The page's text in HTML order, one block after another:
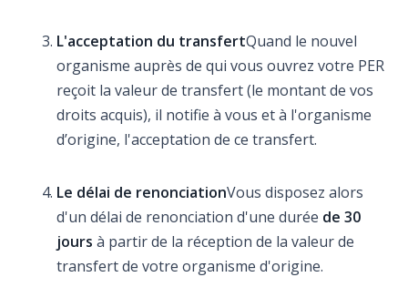
L'acceptation du transfertQuand le nouvel
organisme auprès de qui vous ouvrez votre PER
reçoit la valeur de transfert (le montant de vos
droits acquis), il notifie à vous et à l'organisme
d’origine, l'acceptation de ce transfert.
Le délai de renonciationVous disposez alors
d'un délai de renonciation d'une durée de 30
jours à partir de la réception de la valeur de
transfert de votre organisme d'origine.